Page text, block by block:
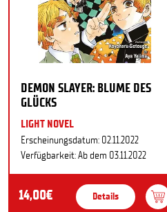
DEMON SLAYER: BLUME DES
GLÜCKS
LIGHT NOVEL
Erscheinungsdatum: 02.11.2022
Verfügbarkeit: Ab dem 03.11.2022
14,00€ Details